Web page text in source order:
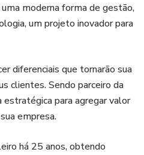
moderna forma de gestão,
um projeto inovador para
diferenciais que tornarão sua
clientes. Sendo parceiro da
para agregar valor
empresa.
há 25 anos, obtendo